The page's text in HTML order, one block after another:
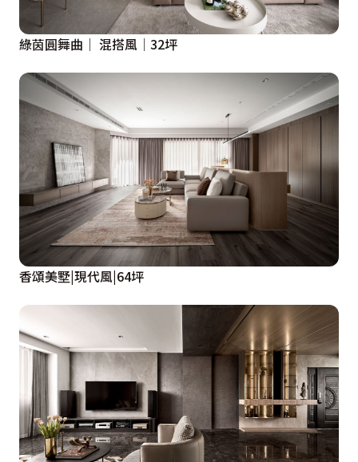
綠茵圓舞曲│ 混搭風│32坪
香頌美墅|現代風|64坪